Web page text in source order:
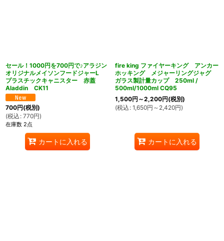
セール！1000円を700円で♪アラジン
オリジナルメイソンフードジャーL
プラスチックキャニスター 赤蓋
Aladdin CK11
700円(税別)
(税込 : 770円)
在庫数 2点
カートに入れる
fire king ファイヤーキング アンカー
ホッキング メジャーリングジャグ
ガラス製計量カップ 250ml /
500ml/1000ml CQ95
1,500円 ～2,200円(税別)
(税込 : 1,650円 ～2,420円)
カートに入れる